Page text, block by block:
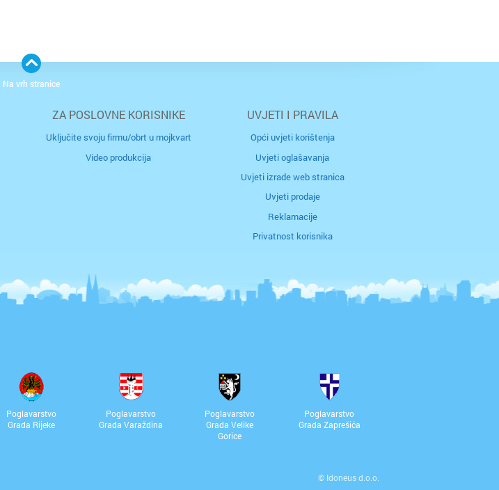
ZA POSLOVNE KORISNIKE
Uključite svoju firmu/obrt u mojkvart
Video produkcija
UVJETI I PRAVILA
Opći uvjeti korištenja
Uvjeti oglašavanja
Uvjeti izrade web stranica
Uvjeti prodaje
Reklamacije
Privatnost korisnika
Poglavarstvo
Grada Rijeke
Poglavarstvo
Grada Varaždina
Poglavarstvo
Grada Velike
Gorice
Poglavarstvo
Grada Zaprešića
© Idoneus d.o.o.
Na vrh stranice